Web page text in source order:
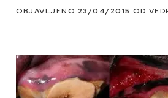
OBJAVLJENO 23/04/2015 OD